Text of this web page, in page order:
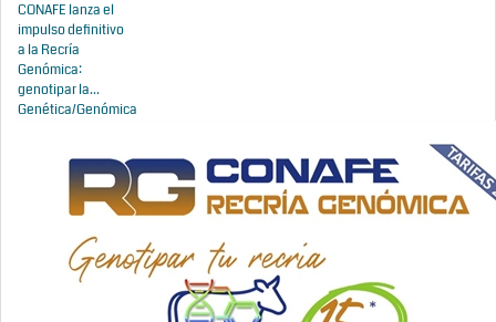
CONAFE lanza el
impulso definitivo
a la Recría
Genómica:
genotipar la...
Genética/Genómica